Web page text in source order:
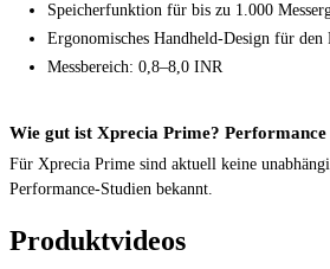
Speicherfunktion für bis zu 1.000
Ergonomisches Handheld-Design für
Messbereich: 0,8–8,0 INR
Wie gut ist Xprecia Prime?
Für Xprecia Prime sind aktuell keine
Performance-Studien bekannt.
Produktvideos